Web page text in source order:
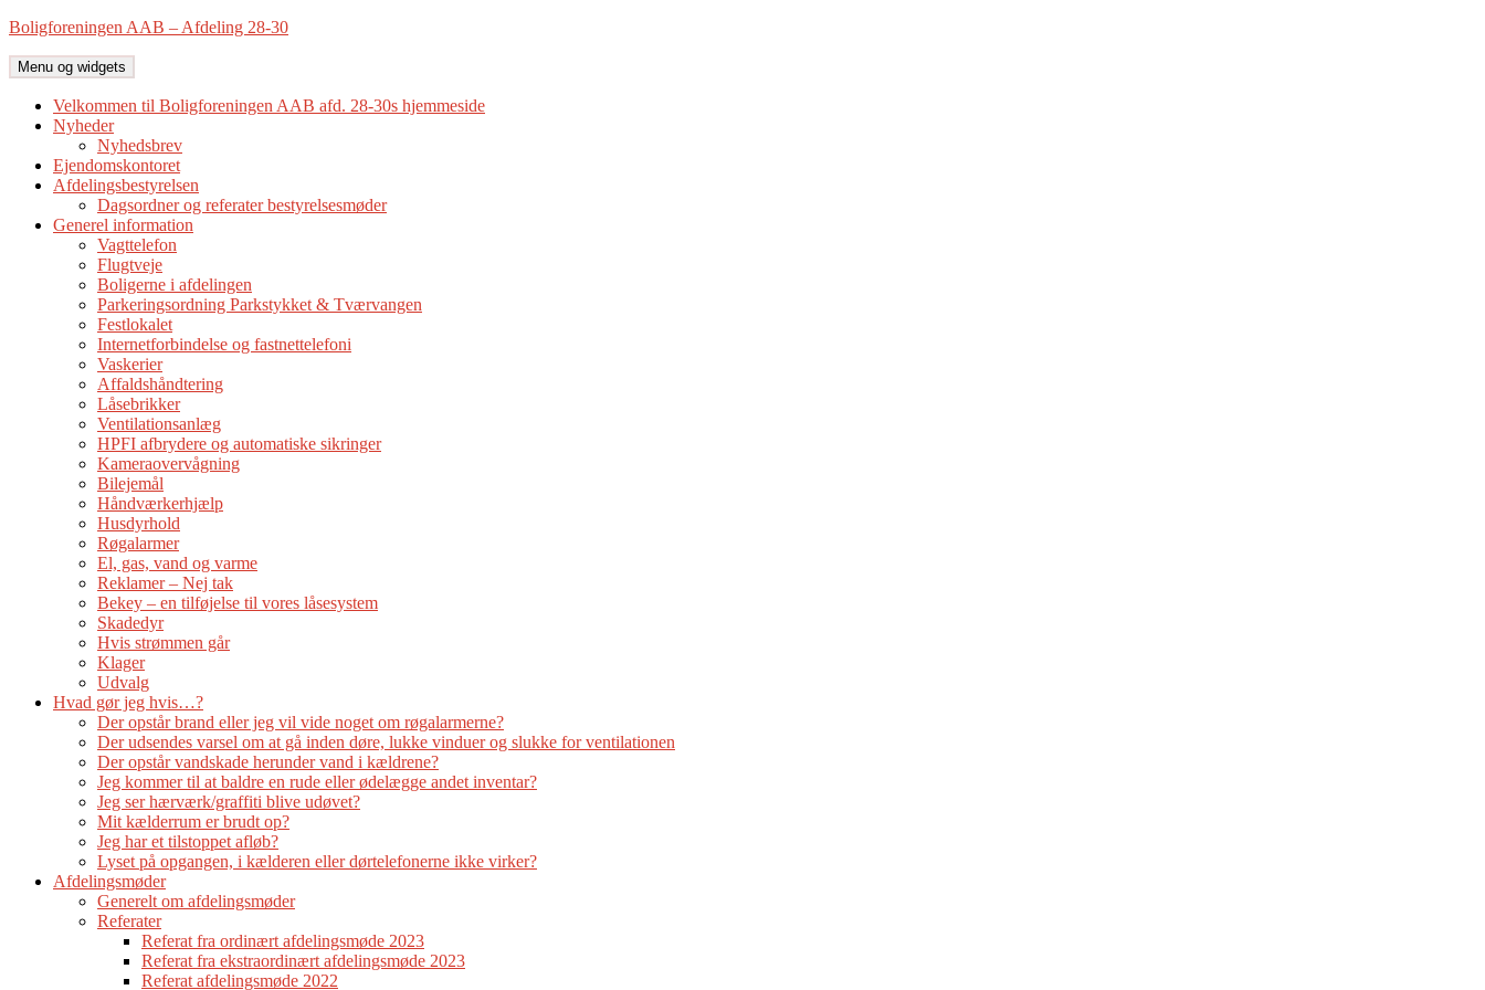
Hop
indhold
Boligforeningen AAB – Afdeling 28-30
Menu og widgets
Velkommen til Boligforeningen AAB afd. 28-30s hjemmeside
Nyheder
Nyhedsbrev
Ejendomskontoret
Afdelingsbestyrelsen
Dagsordner og referater bestyrelsesmøder
Generel information
Vagttelefon
Flugtveje
Boligerne i afdelingen
Parkeringsordning Parkstykket & Tværvangen
Festlokalet
Internetforbindelse og fastnettelefoni
Vaskerier
Affaldshåndtering
Låsebrikker
Ventilationsanlæg
HPFI afbrydere og automatiske sikringer
Kameraovervågning
Bilejemål
Håndværkerhjælp
Husdyrhold
Røgalarmer
El, gas, vand og varme
Reklamer – Nej tak
Bekey – en tilføjelse til vores låsesystem
Skadedyr
Hvis strømmen går
Klager
Udvalg
Hvad gør jeg hvis…?
Der opstår brand eller jeg vil vide noget om røgalarmerne?
Der udsendes varsel om at gå inden døre, lukke vinduer og slukke for ventilationen
Der opstår vandskade herunder vand i kældrene?
Jeg kommer til at baldre en rude eller ødelægge andet inventar?
Jeg ser hærværk/graffiti blive udøvet?
Mit kælderrum er brudt op?
Jeg har et tilstoppet afløb?
Lyset på opgangen, i kælderen eller dørtelefonerne ikke virker?
Afdelingsmøder
Generelt om afdelingsmøder
Referater
Referat fra ordinært afdelingsmøde 2023
Referat fra ekstraordinært afdelingsmøde 2023
Referat afdelingsmøde 2022